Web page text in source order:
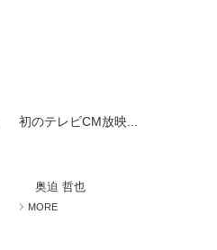
初のテレビCM放映...
奥迫 哲也
MORE